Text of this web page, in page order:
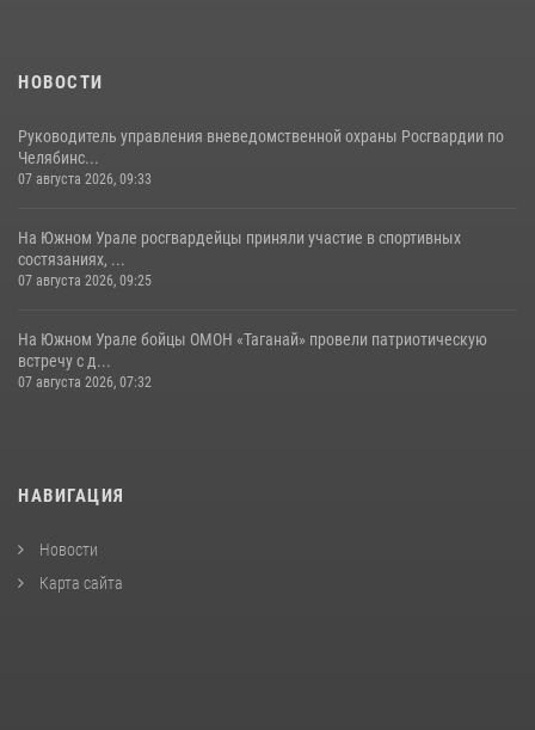
НОВОСТИ
Руководитель управления вневедомственной охраны Росгвардии по
Челябинс...
07 августа 2026, 09:33
На Южном Урале росгвардейцы приняли участие в спортивных
состязаниях, ...
07 августа 2026, 09:25
На Южном Урале бойцы ОМОН «Таганай» провели патриотическую
встречу с д...
07 августа 2026, 07:32
НАВИГАЦИЯ
Новости
Карта сайта